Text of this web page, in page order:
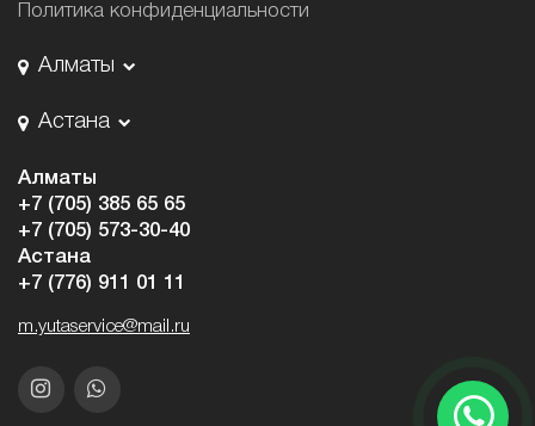
Политика конфиденциальности
Алматы
Астана
Алматы
+7 (705) 385 65 65
+7 (705) 573-30-40
Астана
+7 (776) 911 01 11
m.yutaservice@mail.ru